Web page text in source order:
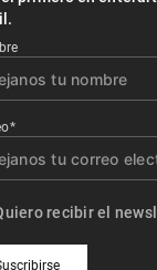
recibir el